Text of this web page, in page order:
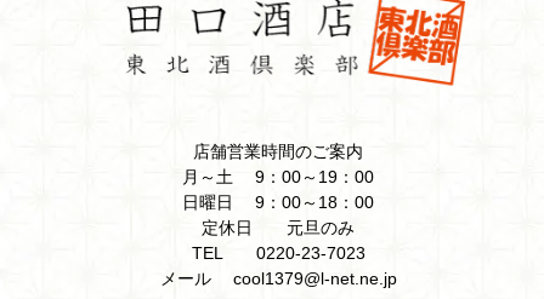
店舗営業時間のご案内
月～土 9：00～19：00
日曜日 9：00～18：00
定休日 元旦のみ
TEL 0220-23-7023
メール cool1379@l-net.ne.jp